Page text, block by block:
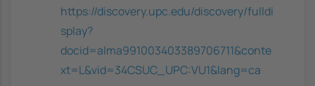
https://discovery.upc.edu/discovery/fulldi
splay?
docid=alma991003403389706711&conte
xt=L&vid=34CSUC_UPC:VU1&lang=ca